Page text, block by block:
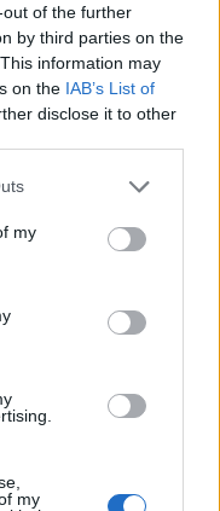
of the further
by third parties on the
information may
on the IAB’s List of
disclose it to other
my
my
selv
som serveres
oplevelse,
vælger sine
flere borde.
manglet kapacitet
det har sat en
vi har kunnet
for at opleve den
der kan ses fra
man
af Solens skive
20.00, kort
muligheder for
Del artikel